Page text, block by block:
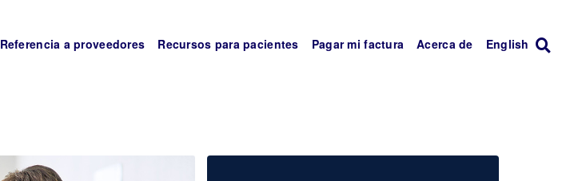
Referencia a proveedores Recursos para pacientes Pagar mi factura Acerca de English